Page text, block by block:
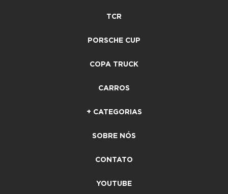
TCR
PORSCHE CUP
COPA TRUCK
CARROS
+ CATEGORIAS
SOBRE NÓS
CONTATO
YOUTUBE